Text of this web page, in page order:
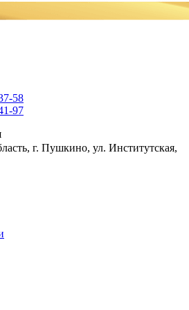
58
97
г. Пушкино, ул. Институтская,